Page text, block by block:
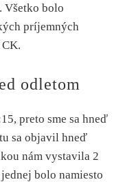
Všetko bolo
príjemných
odletom
preto sme sa hneď
sa objavil hneď
nám vystavila 2
bolo namiesto